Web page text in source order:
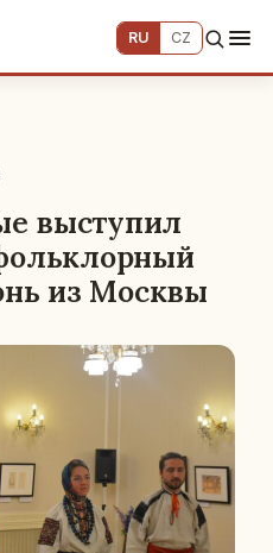
RU CZ
выступил
из Москвы